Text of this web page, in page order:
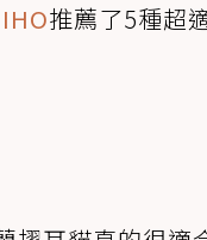
推薦了5種超